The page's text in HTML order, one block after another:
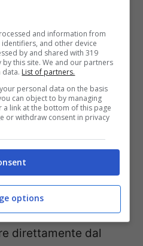
(Screenshot)
della Incardona.
dalla stessa
i tag arrivati in
showgirl prosegue
penisola, da nord e
Stavolta Eleonora
direttamente dal
and information from
and other device
by and shared with 319
this site. We and our partners
data. List of partners.
personal data on the basis
can object to by managing
link at the bottom of this page
or withdraw consent in privacy
options